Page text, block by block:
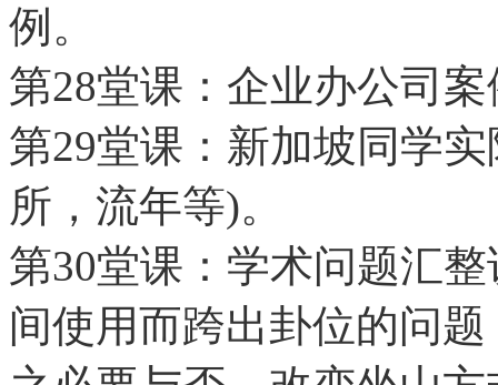
例。
第28堂课：企业办公司
第29堂课：新加坡同学
所，流年等)。
第30堂课：学术问题汇
间使用而跨出卦位的问